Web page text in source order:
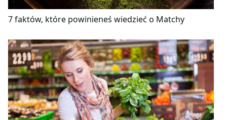
7 faktów, które powinieneś wiedzieć o Matchy